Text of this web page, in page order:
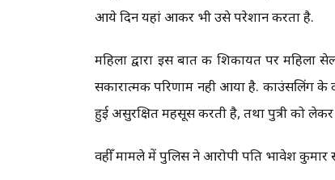
आये दिन यहां आकर भी उसे परेशान करता है.
महिला द्वारा इस बात की शिकायत पर
सकारात्मक परिणाम नही आया है. काउंसलिंग के
हुई असुरक्षित महसूस करती है, तथा पुत्री को
वहीँ मामले में पुलिस ने आरोपी पति भावेश कुमार